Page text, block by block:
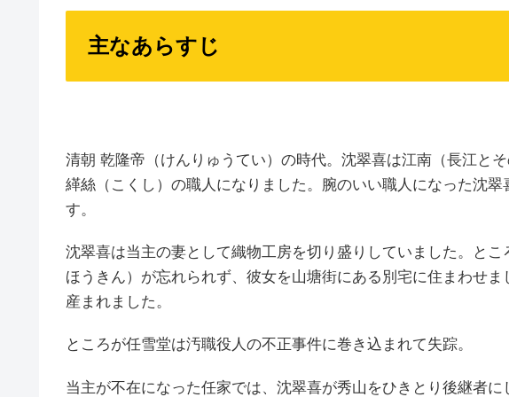
主なあらすじ
清朝 乾隆帝（けんりゅうてい）の時代。沈翠喜は江南（長江と
緙絲（こくし）の職人になりました。腕のいい職人になった沈
す。
沈翠喜は当主の妻として織物工房を切り盛りしていました。とこ
ほうきん）が忘れられず、彼女を山塘街にある別宅に住まわせ
産まれました。
ところが任雪堂は汚職役人の不正事件に巻き込まれて失踪。
当主が不在になった任家では、沈翠喜が秀山をひきとり後継者に